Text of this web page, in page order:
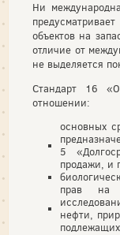
Ни
объектов на
отличие от
не выделяется
Стандарт 16
отношении:
основных
5
продажи, и
прав на
нефти,